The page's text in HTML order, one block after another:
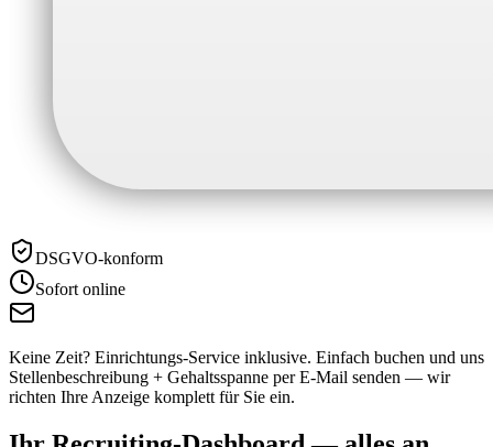
DSGVO-konform
Sofort online
Keine Zeit? Einrichtungs-Service inklusive. Einfach buchen und uns
Stellenbeschreibung + Gehaltsspanne per E-Mail senden — wir
richten Ihre Anzeige komplett für Sie ein.